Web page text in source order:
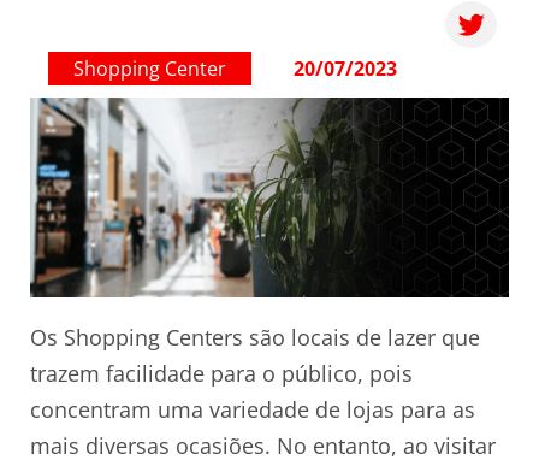
Shopping Center 20/07/2023
Os Shopping Centers são locais de lazer que
trazem facilidade para o público, pois
concentram uma variedade de lojas para as
mais diversas ocasiões. No entanto, ao visitar